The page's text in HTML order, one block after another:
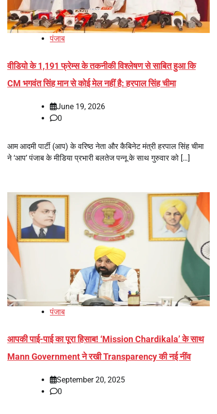
पंजाब
वीडियो के 1,191 फ्रेम्स के तकनीकी विश्लेषण से साबित हुआ कि
CM भगवंत सिंह मान से कोई मेल नहीं है: हरपाल सिंह चीमा
June 19, 2026
0
आम आदमी पार्टी (आप) के वरिष्ठ नेता और कैबिनेट मंत्री हरपाल सिंह चीमा
ने ‘आप’ पंजाब के मीडिया प्रभारी बलतेज पन्नू के साथ गुरुवार को […]
पंजाब
आपकी पाई-पाई का पूरा हिसाब! ‘Mission Chardikala’ के साथ
Mann Government ने रखी Transparency की नई नींव
September 20, 2025
0